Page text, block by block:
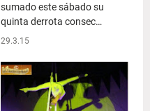
sumado este sábado su
quinta derrota consec…
29.3.15